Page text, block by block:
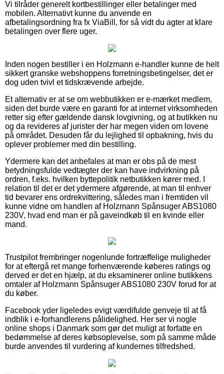
Vi tilråder generelt kortbestillinger eller betalinger med
mobilen. Alternativt kunne du anvende en
afbetalingsordning fra fx ViaBill, for så vidt du agter at klare
betalingen over flere uger.
Inden nogen bestiller i en Holzmann e-handler kunne de helt
sikkert granske webshoppens forretningsbetingelser, det er
dog uden tvivl et tidskrævende arbejde.
Et alternativ er at se om webbutikken er e-mærket medlem,
siden det burde være en garanti for at internet virksomheden
retter sig efter gældende dansk lovgivning, og at butikken nu
og da revideres af jurister der har megen viden om lovene
på området. Desuden får du lejlighed til opbakning, hvis du
oplever problemer med din bestilling.
Ydermere kan det anbefales at man er obs på de mest
betydningsfulde vedtægter der kan have indvirkning på
ordren, f.eks. hvilken byttepolitik netbutikken kører med. I
relation til det er det ydermere afgørende, at man til enhver
tid bevarer ens ordrekvittering, således man i fremtiden vil
kunne vidne om handlen af Holzmann Spånsuger ABS1080
230V, hvad end man er på gaveindkøb til en kvinde eller
mand.
Trustpilot frembringer nogenlunde fortræffelige muligheder
for at eftergå ret mange forhenværende køberes ratings og
derved er det en hjælp, at du eksaminerer online butikkens
omtaler af Holzmann Spånsuger ABS1080 230V forud for at
du køber.
Facebook yder ligeledes evigt værdifulde genveje til at få
indblik i e-forhandlerens pålidelighed. Her ser vi nogle
online shops i Danmark som gør det muligt at forfatte en
bedømmelse af deres købsoplevelse, som på samme måde
burde anvendes til vurdering af kundernes tilfredshed.